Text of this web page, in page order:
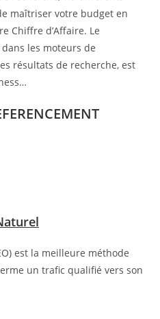
maîtriser votre budget en
Chiffre d’Affaire. Le
les moteurs de
résultats de recherche, est
est la meilleure méthode
un trafic qualifié vers son